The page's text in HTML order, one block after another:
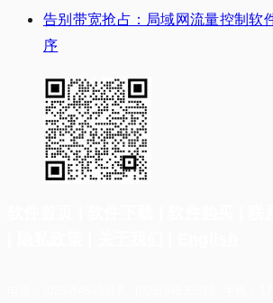
告别带宽抢占：局域网流量控制软
序